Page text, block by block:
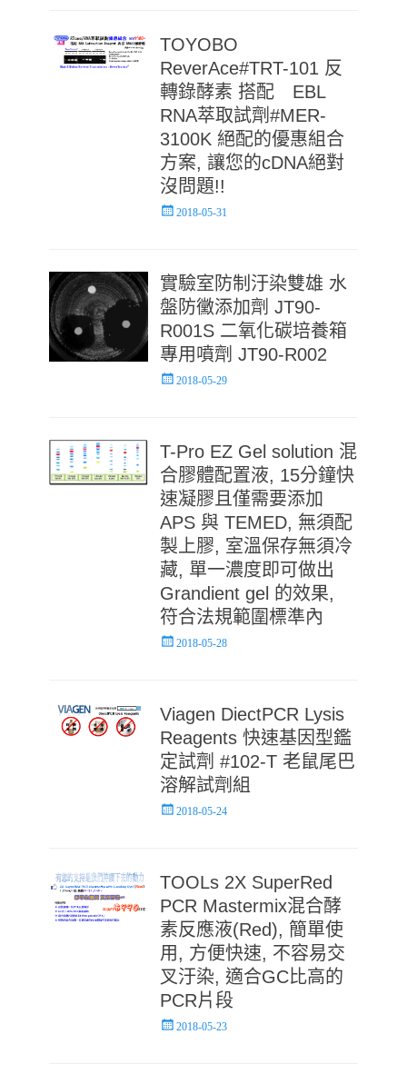
TOYOBO
ReverAce#TRT-101 反
轉錄酵素 搭配 EBL
RNA萃取試劑#MER-
3100K 絕配的優惠組合
方案, 讓您的cDNA絕對
沒問題!!
Posted2018-05-31
實驗室防制汙染雙雄 水
盤防黴添加劑 JT90-
R001S 二氧化碳培養箱
專用噴劑 JT90-R002
Posted2018-05-29
T-Pro EZ Gel solution 混
合膠體配置液, 15分鐘快
速凝膠且僅需要添加
APS 與 TEMED, 無須配
製上膠, 室溫保存無須冷
藏, 單一濃度即可做出
Grandient gel 的效果,
符合法規範圍標準內
Posted2018-05-28
Viagen DiectPCR Lysis
Reagents 快速基因型鑑
定試劑 #102-T 老鼠尾巴
溶解試劑組
Posted2018-05-24
TOOLs 2X SuperRed
PCR Mastermix混合酵
素反應液(Red), 簡單使
用, 方便快速, 不容易交
叉汙染, 適合GC比高的
PCR片段
Posted2018-05-23